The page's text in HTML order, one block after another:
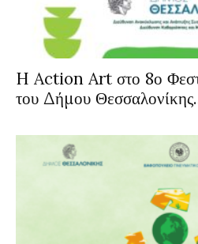
H Action Art στο 8ο
του Δήμου